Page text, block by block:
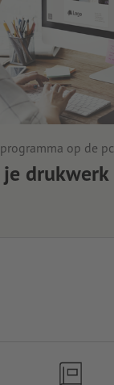
op de